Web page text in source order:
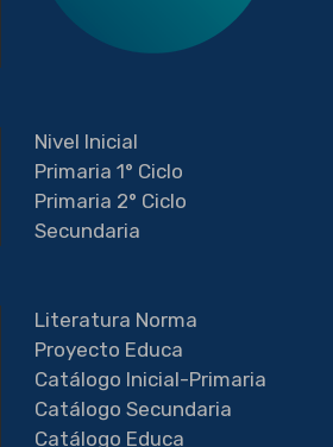
Nivel Inicial
Primaria 1° Ciclo
Primaria 2° Ciclo
Secundaria
Literatura Norma
Proyecto Educa
Catálogo Inicial-Primaria
Catálogo Secundaria
Catálogo Educa